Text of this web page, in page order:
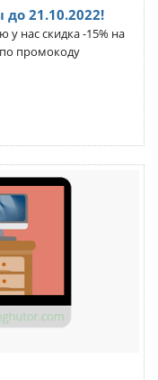
21.10.2022!
нас скидка -15% на
промокоду